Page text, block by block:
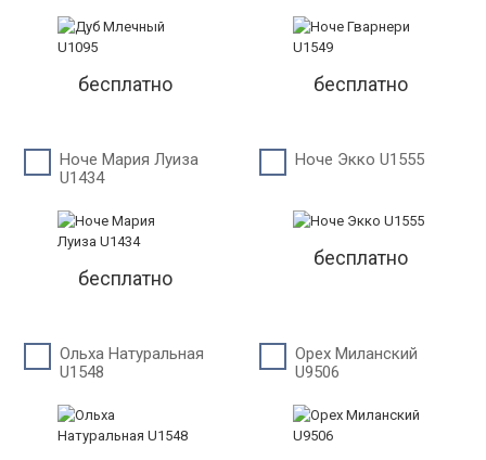
бесплатно бесплатно
Ноче Мария Луиза
U1434
бесплатно
Ноче Экко U1555
бесплатно
Ольха Натуральная
U1548
Орех Миланский
U9506